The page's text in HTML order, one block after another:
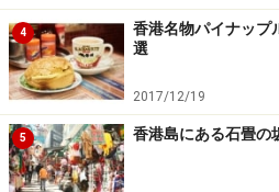
店の前に行列ができていることも
イギリス植民地時代の香港最後
ファンだったこのエッグタルト
いう老舗。お店に近づくと、
てくれます。店内に座るところ
らすぐにその場で食べるのがポ
4
香港名物パイナップ
選
2017/12/19
5 香港島にある石畳の